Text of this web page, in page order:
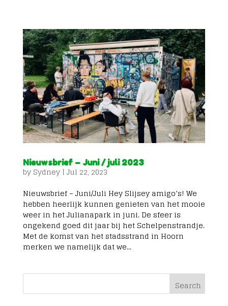
Nieuwsbrief – Juni / juli 2023
by Sydney| Jul 22, 2023
Nieuwsbrief – Juni/Juli Hey Slijsey amigo’s! We
hebben heerlijk kunnen genieten van het mooie
weer in het Julianapark in juni. De sfeer is
ongekend goed dit jaar bij het Schelpenstrandje.
Met de komst van het stadsstrand in Hoorn
merken we namelijk dat we...